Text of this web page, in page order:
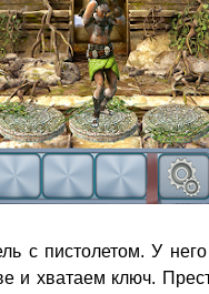
с пистолетом. У
и хватаем ключ.